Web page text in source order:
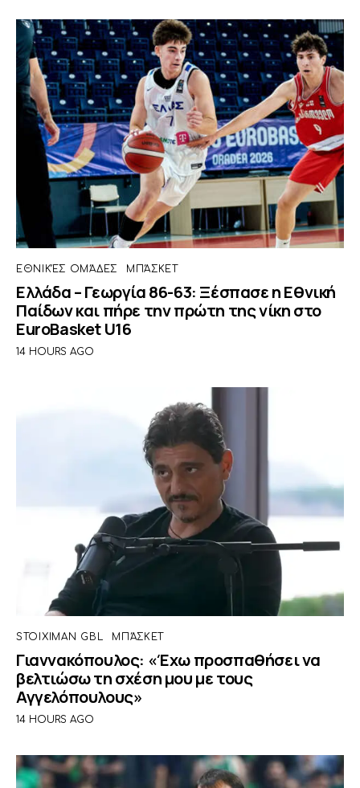
ΕΘΝΙΚΈΣ ΟΜΆΔΕΣ ΜΠΆΣΚΕΤ
Ελλάδα – Γεωργία 86-63: Ξέσπασε η Εθνική
Παίδων και πήρε την πρώτη της νίκη στο
EuroBasket U16
14 HOURS AGO
STOIXIMAN GBL ΜΠΆΣΚΕΤ
Γιαννακόπουλος: «Έχω προσπαθήσει να
βελτιώσω τη σχέση μου με τους
Αγγελόπουλους»
14 HOURS AGO